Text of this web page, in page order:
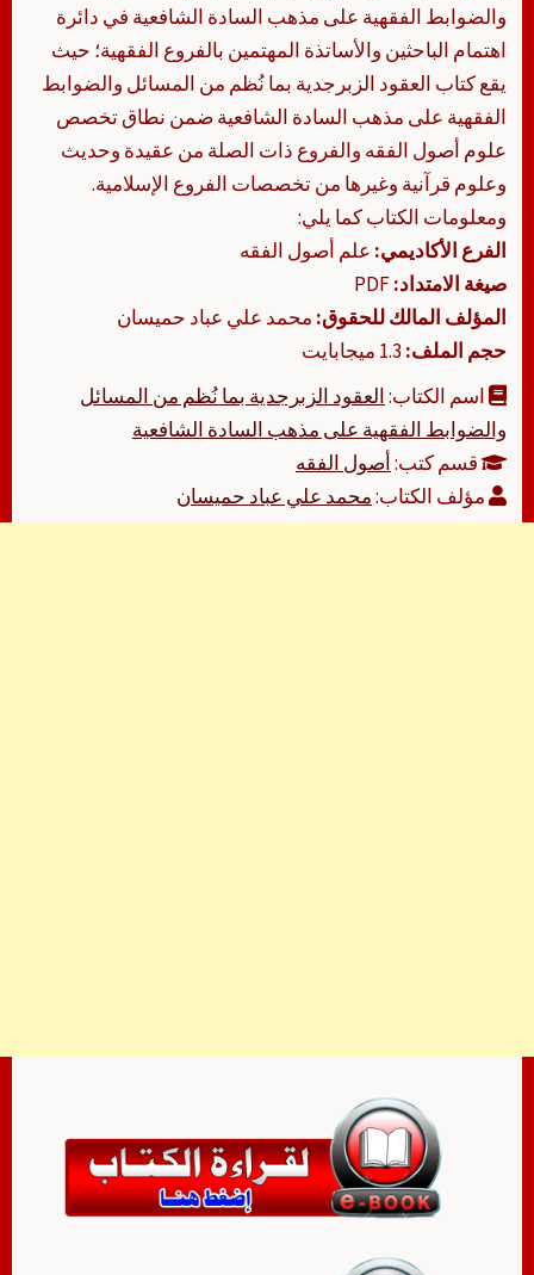
والضوابط الفقهية على مذهب السادة الشافعية في دائرة
اهتمام الباحثين والأساتذة المهتمين بالفروع الفقهية؛ حيث
يقع كتاب العقود الزبرجدية بما نُظم من المسائل والضوابط
الفقهية على مذهب السادة الشافعية ضمن نطاق تخصص
علوم أصول الفقه والفروع ذات الصلة من عقيدة وحديث
وعلوم قرآنية وغيرها من تخصصات الفروع الإسلامية.
ومعلومات الكتاب كما يلي:
الفرع الأكاديمي: علم أصول الفقه
صيغة الامتداد:
المؤلف المالك للحقوق: محمد علي عباد حميسان
حجم الملف:
اسم الكتاب:العقود الزبرجدية بما نُظم من المسائل
والضوابط الفقهية على مذهب السادة الشافعية
قسم كتب:أصول الفقه
مؤلف الكتاب:محمد علي عباد حميسان